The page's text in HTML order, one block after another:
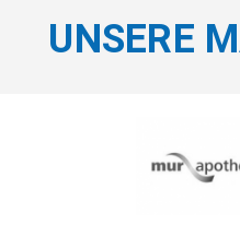
UNSERE